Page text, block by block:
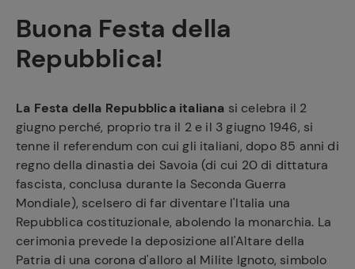
Buona Festa della
Repubblica!
La Festa della Repubblica italiana si celebra il 2
giugno perché, proprio tra il 2 e il 3 giugno 1946, si
tenne il referendum con cui gli italiani, dopo 85 anni di
regno della dinastia dei Savoia (di cui 20 di dittatura
fascista, conclusa durante la Seconda Guerra
Mondiale), scelsero di far diventare l'Italia una
Repubblica costituzionale, abolendo la monarchia. La
cerimonia prevede la deposizione all'Altare della
Patria di una corona d'alloro al Milite Ignoto, simbolo